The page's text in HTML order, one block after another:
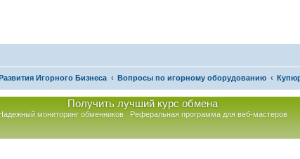
Игорного Бизнеса Вопросы по игорному оборудованию
Получить лучший курс обмена
мониторинг обменников Реферальная программа для веб-мастеров